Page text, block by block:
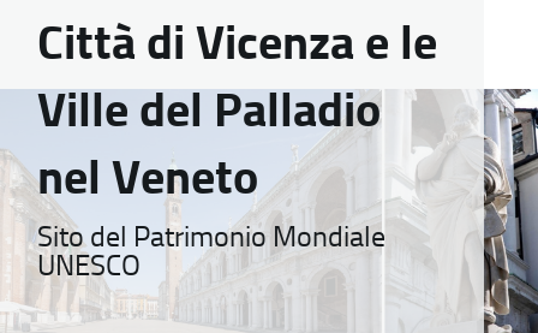
Città di Vicenza e le
Ville del Palladio
nel Veneto
Sito del Patrimonio Mondiale
UNESCO